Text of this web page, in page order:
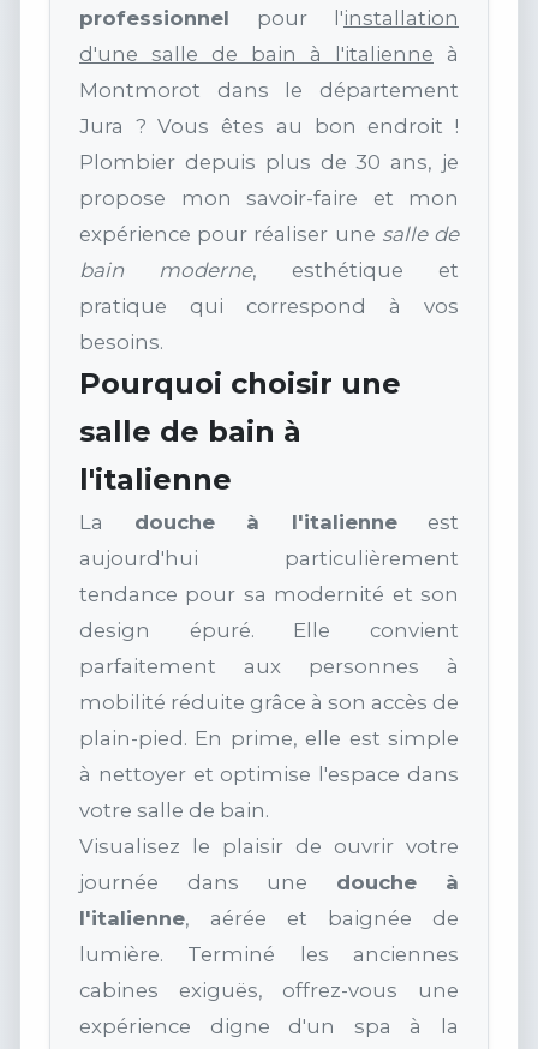
professionnel pour l'installation
d'une salle de bain à l'italienne à
Montmorot dans le département
Jura ? Vous êtes au bon endroit !
Plombier depuis plus de 30 ans, je
propose mon savoir-faire et mon
expérience pour réaliser une salle de
bain moderne, esthétique et
pratique qui correspond à vos
besoins.
Pourquoi choisir une
salle de bain à
l'italienne
La douche à l'italienneest
aujourd'hui particulièrement
tendance pour sa modernité et son
design épuré. Elle convient
parfaitement aux personnes à
mobilité réduite grâce à son accès de
plain-pied. En prime, elle est simple
à nettoyer et optimise l'espace dans
votre salle de bain.
Visualisez le plaisir de ouvrir votre
journée dans une douche à
l'italienne, aérée et baignée de
lumière. Terminé les anciennes
cabines exiguës, offrez-vous une
expérience digne d'un spa à la